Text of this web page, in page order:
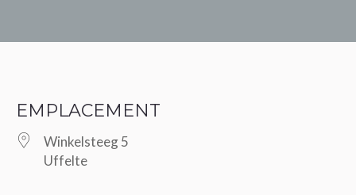
EMPLACEMENT
Winkelsteeg 5
Uffelte